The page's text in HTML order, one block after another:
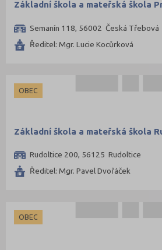
Základní škola a mateřská škola
Semanín 118, 56002 Česká Třebová
Ředitel: Mgr. Lucie Kocůrková
OBEC
Základní škola a mateřská škola
Rudoltice 200, 56125 Rudoltice
Ředitel: Mgr. Pavel Dvořáček
OBEC